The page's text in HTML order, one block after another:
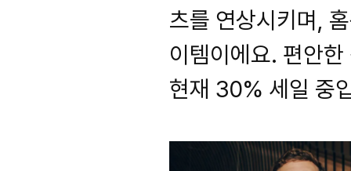
츠를 연상시키며,
이템이에요. 편안
현재 30% 세일 중